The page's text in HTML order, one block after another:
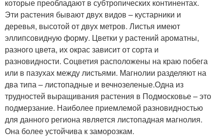
которые преобладают в субтропических континентах.
Эти растения бывают двух видов – кустарники и
деревья, высотой от двух метров. Листья имеют
эллипсовидную форму. Цветки у растений ароматны,
разного цвета, их окрас зависит от сорта и
разновидности. Соцветия расположены на краю побега
или в пазухах между листьями. Магнолии разделяют на
два типа – листопадные и вечнозеленые.Одна из
трудностей выращивания растения в Подмосковье – это
подмерзание. Наиболее приемлемой разновидностью
для данного региона является листопадная магнолия.
Она более устойчива к заморозкам.